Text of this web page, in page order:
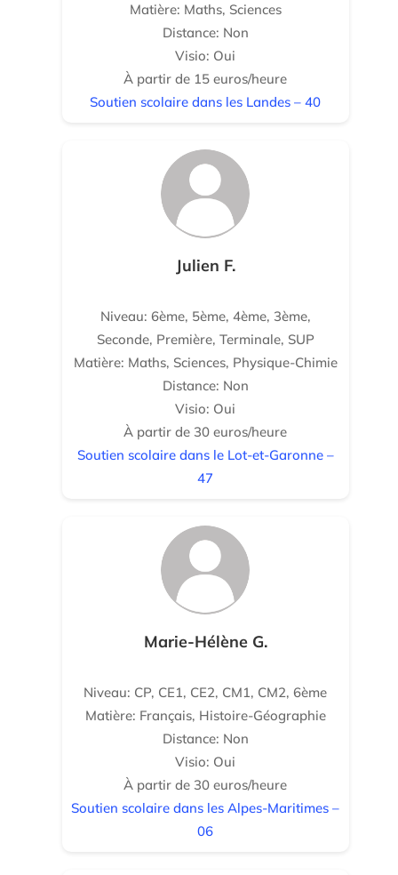
Matière: Maths, Sciences
Distance: Non
Visio: Oui
À partir de 15 euros/heure
Soutien scolaire dans les Landes – 40
Julien F.
Niveau: 6ème, 5ème, 4ème, 3ème,
Seconde, Première, Terminale, SUP
Matière: Maths, Sciences, Physique-Chimie
Distance: Non
Visio: Oui
À partir de 30 euros/heure
Soutien scolaire dans le Lot-et-Garonne –
47
Marie-Hélène G.
Niveau: CP, CE1, CE2, CM1, CM2, 6ème
Matière: Français, Histoire-Géographie
Distance: Non
Visio: Oui
À partir de 30 euros/heure
Soutien scolaire dans les Alpes-Maritimes –
06